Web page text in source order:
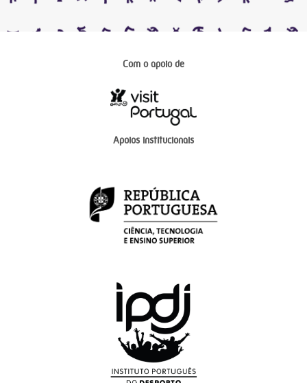
Com o apoio de
Apoios institucionais